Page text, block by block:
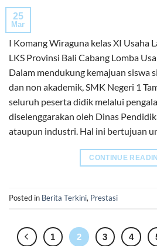
25
Mar
I Komang Wiraguna kelas XI Usaha
LKS Provinsi Bali Cabang Lomba
Dalam mendukung kemajuan siswa
dan non akademik, SMK Negeri 1
seluruh peserta didik melalui
diselenggarakan oleh Dinas
ataupun industri. Hal ini bertujuan
CONTINUE
Posted in Berita Terkini, Prestasi
1 2 3 4